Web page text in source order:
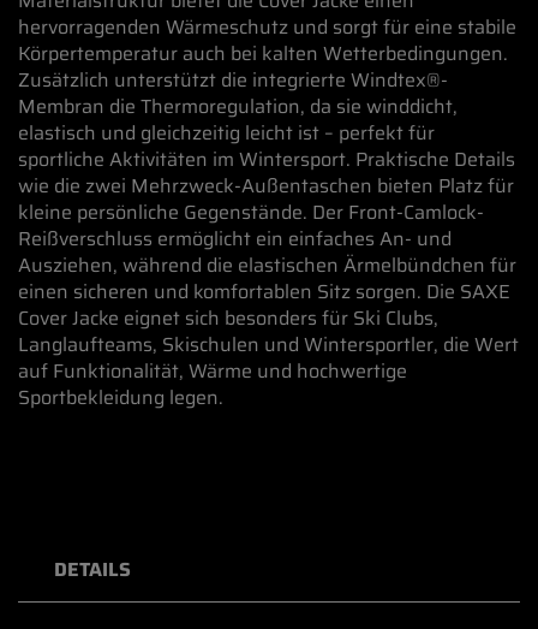
hervorragenden Wärmeschutz und sorgt für eine stabile
Körpertemperatur auch bei kalten Wetterbedingungen.
Zusätzlich unterstützt die integrierte Windtex®-
Membran die Thermoregulation, da sie winddicht,
elastisch und gleichzeitig leicht ist – perfekt für
sportliche Aktivitäten im Wintersport. Praktische Details
wie die zwei Mehrzweck-Außentaschen bieten Platz für
kleine persönliche Gegenstände. Der Front-Camlock-
Reißverschluss ermöglicht ein einfaches An- und
Ausziehen, während die elastischen Ärmelbündchen für
einen sicheren und komfortablen Sitz sorgen. Die SAXE
Cover Jacke eignet sich besonders für Ski Clubs,
Langlaufteams, Skischulen und Wintersportler, die Wert
auf Funktionalität, Wärme und hochwertige
Sportbekleidung legen.
DETAILS